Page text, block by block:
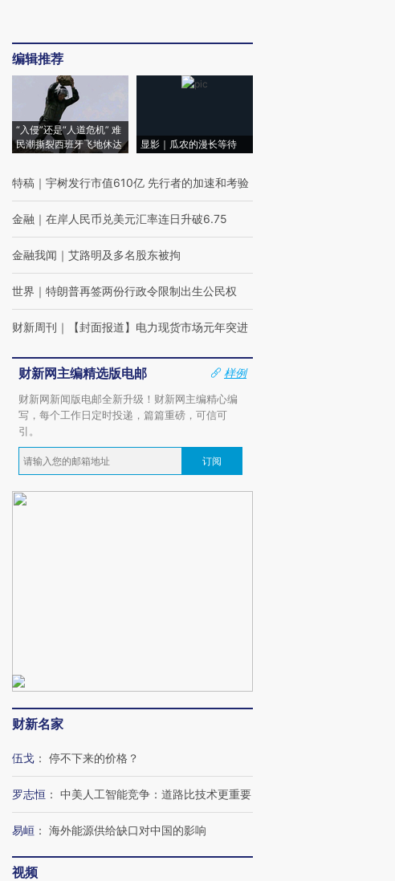
编辑推荐
“入侵”还是“人道危机” 难
民潮撕裂西班牙飞地休达
显影｜瓜农的漫长等待
特稿 ｜ 宇树发行市值610亿 先行者的加速和考验
金融 ｜ 在岸人民币兑美元汇率连日升破6.75
金融我闻 ｜ 艾路明及多名股东被拘
世界 ｜ 特朗普再签两份行政令限制出生公民权
财新周刊 ｜ 【封面报道】电力现货市场元年突进
财新网主编精选版电邮
样例
财新网新闻版电邮全新升级！财新网主编精心编
写，每个工作日定时投递，篇篇重磅，可信可
引。
订阅
财新名家
伍戈 ： 停不下来的价格？
罗志恒 ： 中美人工智能竞争：道路比技术更重要
易峘 ： 海外能源供给缺口对中国的影响
视频